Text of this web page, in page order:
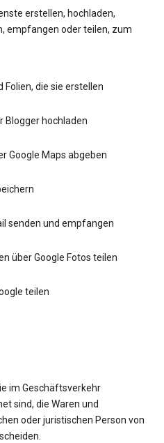
erstellen, hochladen,
empfangen oder teilen, zum
Folien, die sie erstellen
Blogger hochladen
Google Maps abgeben
senden und empfangen
über Google Fotos teilen
teilen
im Geschäftsverkehr
sind, die Waren und
oder juristischen Person von